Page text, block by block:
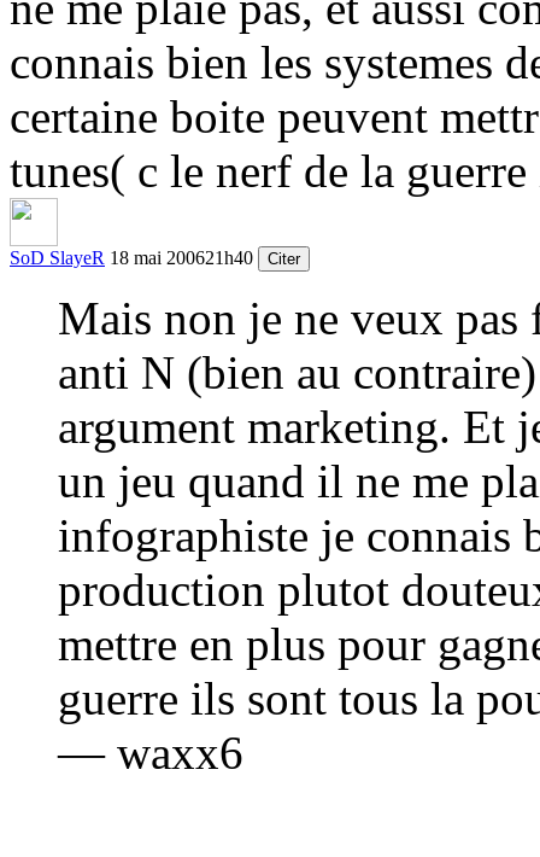
connais bien les systemes
certaine boite peuvent
tunes( c le nerf de la
SoD SlayeR 18 mai 200621h40 Citer
Mais non je ne veux pas
anti N (bien au
argument marketing. Et
un jeu quand il ne me
infographiste je connais
production plutot
mettre en plus pour
guerre ils sont tous la
— waxx6